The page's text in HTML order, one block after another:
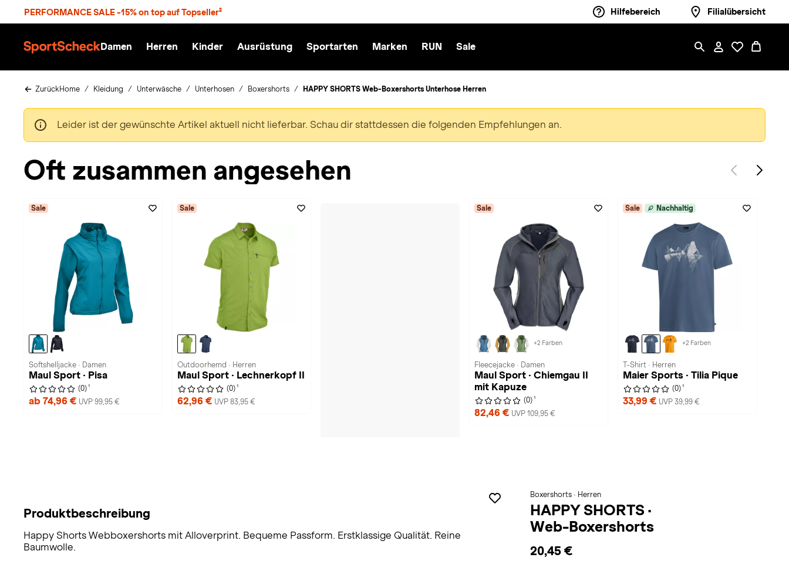
PERFORMANCE SALE -15% on top auf Topseller² Hilfebereich Filialübersicht
S
e
Damen Herren Kinder Ausrüstung Sportarten Marken RUN Sale
ZurückHome Kleidung Unterwäsche Unterhosen Boxershorts HAPPY SHORTS Web-Boxershorts Unterhose Herren
Leider ist der gewünschte Artikel aktuell nicht lieferbar. Schau dir stattdessen die folgenden Empfehlungen an.
Oft zusammen angesehen
Sale
Softshelljacke · Damen
Maul Sport · Pisa
(0) 1
ab 74,96 € UVP 99,95 €
Sale
Outdoorhemd · Herren
Maul Sport · Lechnerkopf II
(0) 1
62,96 € UVP 83,95 €
Sale
+2 Farben
Fleecejacke · Damen
Maul Sport · Chiemgau II
mit Kapuze
(0) 1
82,46 € UVP 109,95 €
Sale Nachhaltig
+2 Farben
T-Shirt · Herren
Maier Sports · Tilia Pique
(0) 1
33,99 € UVP 39,99 €
Boxershorts · Herren
HAPPY SHORTS ·
Web-Boxershorts
20,45 €
Produktbeschreibung
Happy Shorts Webboxershorts mit Alloverprint. Bequeme Passform. Erstklassige Qualität. Reine
Baumwolle.